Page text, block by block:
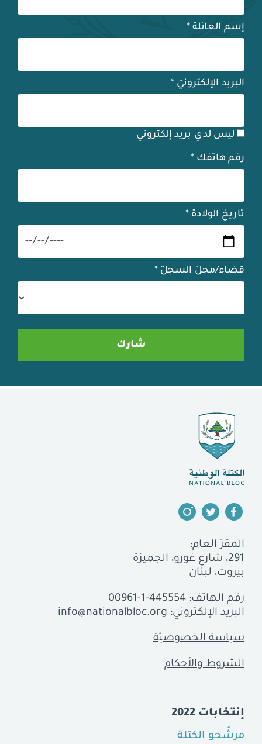
إسم العائلة *
البريد الإلكترونيّ *
ليس لدي بريد إلكتروني
رقم هاتفك *
تاريخ الولادة *
قضاء/محلّ السجلّ *
المقرّ العام:
291، شارع غورو، الجميزة
بيروت، لبنان
رقم الهاتف: 00961-1-445554
البريد الإلكتروني: info@nationalbloc.org
سياسة الخصوصيّة
الشروط والأحكام
إنتخابات 2022
مرشّحو الكتلة